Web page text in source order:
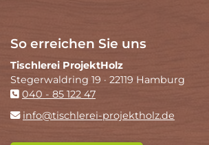
So erreichen Sie uns
Tischlerei ProjektHolz
Stegerwaldring 19 · 22119 Hamburg
040 - 85 122 47
info@tischlerei-projektholz.de